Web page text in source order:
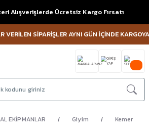
Alışverişlerde Ücretsiz Kargo Fırsatı
VERİLEN SİPARİŞLER AYNI GÜN İÇİNDE KARGOYA
EKİPMANLAR Giyim Kemer